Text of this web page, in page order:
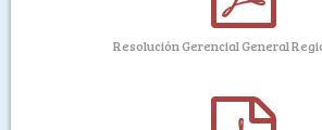
Resolución Gerencial General